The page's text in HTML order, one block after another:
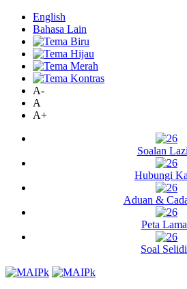
English
Bahasa Lain
A-
A
A+
Soalan
Hubungi
Aduan &
Peta
Soal